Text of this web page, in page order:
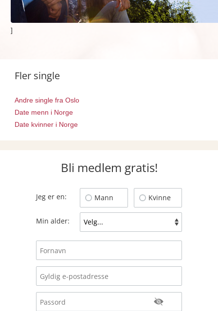
]
Fler single
Andre single fra Oslo
Date menn i Norge
Date kvinner i Norge
Bli medlem gratis!
Jeg er en: Mann Kvinne
Min alder: